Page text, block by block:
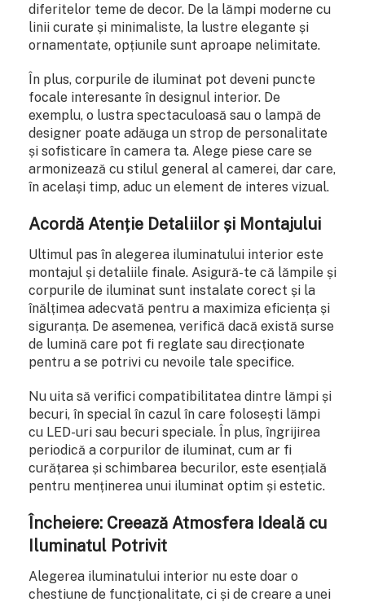
diferitelor teme de decor. De la lămpi moderne cu
linii curate și minimaliste, la lustre elegante și
ornamentate, opțiunile sunt aproape nelimitate.
În plus, corpurile de iluminat pot deveni puncte
focale interesante în designul interior. De
exemplu, o lustra spectaculoasă sau o lampă de
designer poate adăuga un strop de personalitate
și sofisticare în camera ta. Alege piese care se
armonizează cu stilul general al camerei, dar care,
în același timp, aduc un element de interes vizual.
Acordă Atenție Detaliilor și Montajului
Ultimul pas în alegerea iluminatului interior este
montajul și detaliile finale. Asigură-te că lămpile și
corpurile de iluminat sunt instalate corect și la
înălțimea adecvată pentru a maximiza eficiența și
siguranța. De asemenea, verifică dacă există surse
de lumină care pot fi reglate sau direcționate
pentru a se potrivi cu nevoile tale specifice.
Nu uita să verifici compatibilitatea dintre lămpi și
becuri, în special în cazul în care folosești lămpi
cu LED-uri sau becuri speciale. În plus, îngrijirea
periodică a corpurilor de iluminat, cum ar fi
curățarea și schimbarea becurilor, este esențială
pentru menținerea unui iluminat optim și estetic.
Încheiere: Creează Atmosfera Ideală cu
Iluminatul Potrivit
Alegerea iluminatului interior nu este doar o
chestiune de funcționalitate, ci și de creare a unei